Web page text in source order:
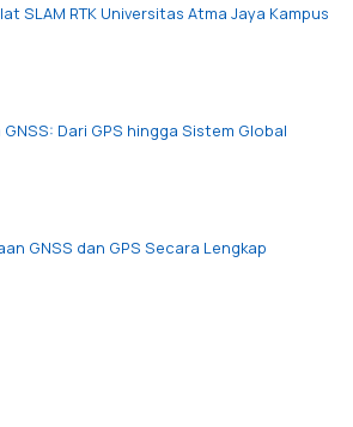
SLAM RTK Universitas Atma Jaya Kampus
Dari GPS hingga Sistem Global
GNSS dan GPS Secara Lengkap